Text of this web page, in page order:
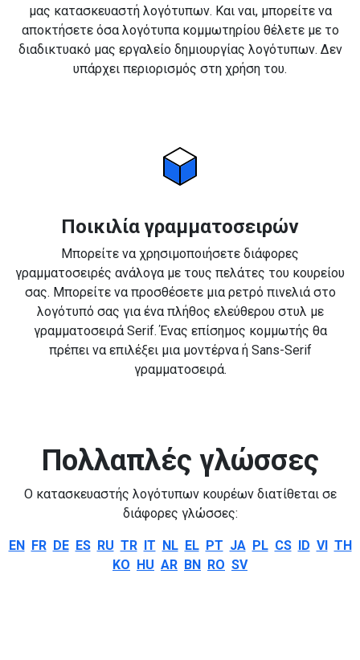
μας κατασκευαστή λογότυπων. Και ναι, μπορείτε να
αποκτήσετε όσα λογότυπα κομμωτηρίου θέλετε με το
διαδικτυακό μας εργαλείο δημιουργίας λογότυπων. Δεν
υπάρχει περιορισμός στη χρήση του.
Ποικιλία γραμματοσειρών
Μπορείτε να χρησιμοποιήσετε διάφορες
γραμματοσειρές ανάλογα με τους πελάτες του κουρείου
σας. Μπορείτε να προσθέσετε μια ρετρό πινελιά στο
λογότυπό σας για ένα πλήθος ελεύθερου στυλ με
γραμματοσειρά Serif. Ένας επίσημος κομμωτής θα
πρέπει να επιλέξει μια μοντέρνα ή Sans-Serif
γραμματοσειρά.
Πολλαπλές γλώσσες
Ο κατασκευαστής λογότυπων κουρέων διατίθεται σε
διάφορες γλώσσες:
EN FR DE ES RU TR IT NL EL PT JA PL CS ID VI TH
KO HU AR BN RO SV